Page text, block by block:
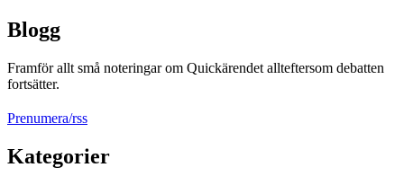
Blogg
Framför allt små noteringar om Quickärendet allteftersom debatten
fortsätter.
Prenumera/rss
Kategorier